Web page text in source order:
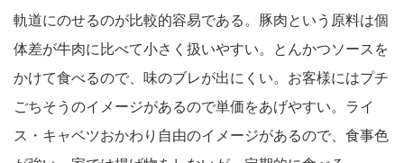
軌道にのせるのが比較的容易である。豚肉という原料は個
体差が牛肉に比べて小さく扱いやすい。とんかつソースを
かけて食べるので、味のブレが出にくい。お客様にはプチ
ごちそうのイメージがあるので単価をあげやすい。ライ
ス・キャベツおかわり自由のイメージがあるので、食事色